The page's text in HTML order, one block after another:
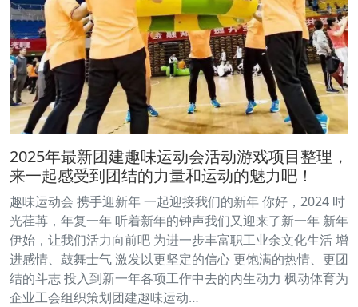
2025年最新团建趣味运动会活动游戏项目整理，
来一起感受到团结的力量和运动的魅力吧！
趣味运动会 携手迎新年 一起迎接我们的新年 你好，2024 时
光荏苒，年复一年 听着新年的钟声我们又迎来了新一年 新年
伊始，让我们活力向前吧 为进一步丰富职工业余文化生活 增
进感情、鼓舞士气 激发以更坚定的信心 更饱满的热情、更团
结的斗志 投入到新一年各项工作中去的内生动力 枫动体育为
企业工会组织策划团建趣味运动…